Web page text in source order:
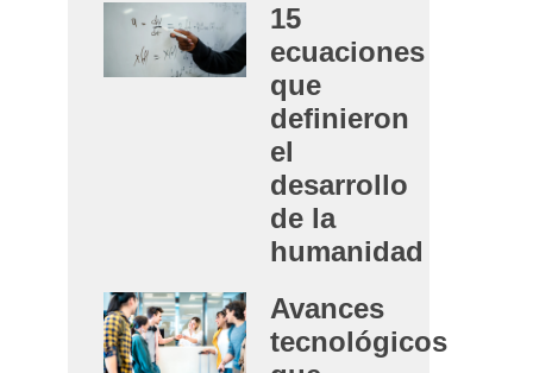
15
ecuaciones
que
definieron
el
desarrollo
de la
humanidad
Avances
tecnológicos